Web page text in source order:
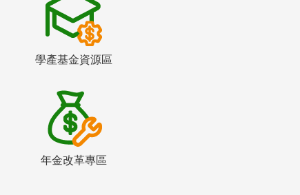
學產基金資源區
年金改革專區